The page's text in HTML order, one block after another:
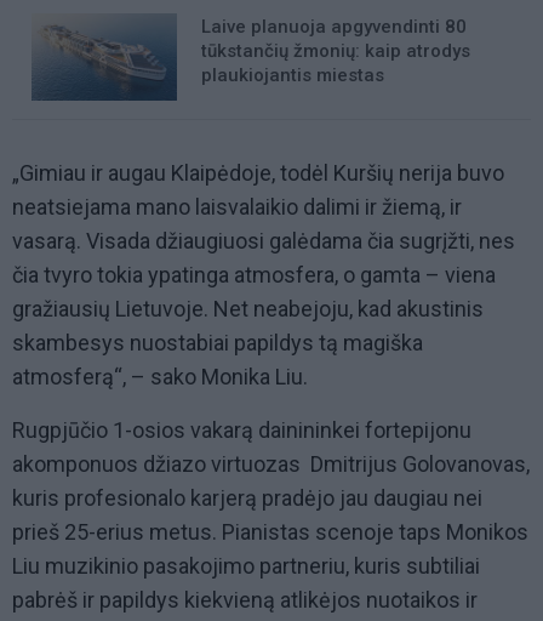
Laive planuoja apgyvendinti 80
tūkstančių žmonių: kaip atrodys
plaukiojantis miestas
„Gimiau ir augau Klaipėdoje, todėl Kuršių nerija buvo
neatsiejama mano laisvalaikio dalimi ir žiemą, ir
vasarą. Visada džiaugiuosi galėdama čia sugrįžti, nes
čia tvyro tokia ypatinga atmosfera, o gamta – viena
gražiausių Lietuvoje. Net neabejoju, kad akustinis
skambesys nuostabiai papildys tą magiška
atmosferą“, – sako Monika Liu.
Rugpjūčio 1-osios vakarą dainininkei fortepijonu
akomponuos džiazo virtuozas Dmitrijus Golovanovas,
kuris profesionalo karjerą pradėjo jau daugiau nei
prieš 25-erius metus. Pianistas scenoje taps Monikos
Liu muzikinio pasakojimo partneriu, kuris subtiliai
pabrėš ir papildys kiekvieną atlikėjos nuotaikos ir